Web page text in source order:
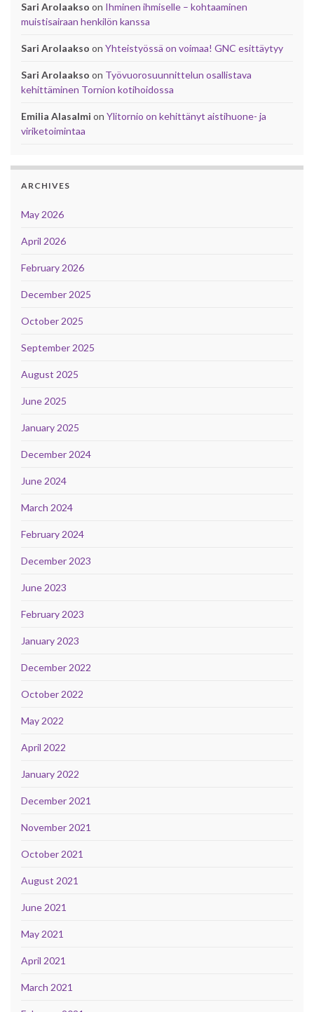
Sari Arolaakso on Ihminen ihmiselle – kohtaaminen
muistisairaan henkilön kanssa
Sari Arolaakso on Yhteistyössä on voimaa! GNC esittäytyy
Sari Arolaakso on Työvuorosuunnittelun osallistava
kehittäminen Tornion kotihoidossa
Emilia Alasalmi on Ylitornio on kehittänyt aistihuone- ja
viriketoimintaa
ARCHIVES
May 2026
April 2026
February 2026
December 2025
October 2025
September 2025
August 2025
June 2025
January 2025
December 2024
June 2024
March 2024
February 2024
December 2023
June 2023
February 2023
January 2023
December 2022
October 2022
May 2022
April 2022
January 2022
December 2021
November 2021
October 2021
August 2021
June 2021
May 2021
April 2021
March 2021